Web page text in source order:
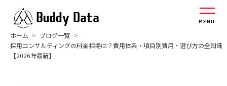
ホーム
ブログ一覧
採用コンサルティングの料金相場は？費用体系・項目別費用・選び方の全知識
【2026年最新】